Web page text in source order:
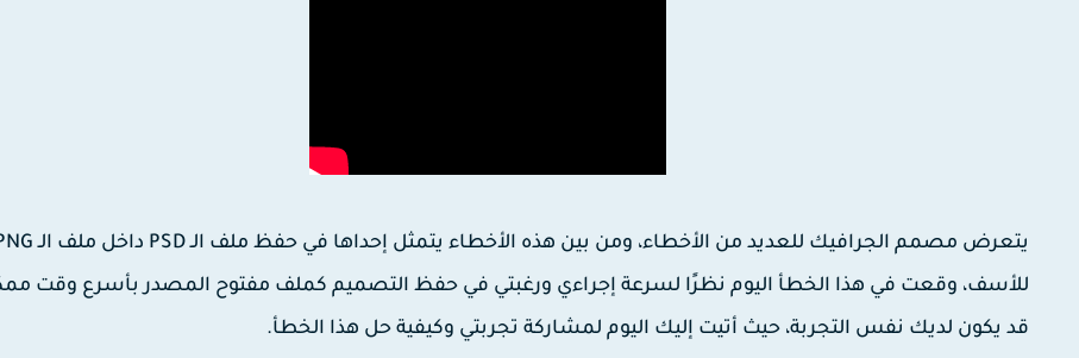
للأسف، وقعت في هذا الخطأ اليوم نظرًا لسرعة إجراءي ورغبتي في حفظ التصميم كملف مفتوح المصدر بأسرع وقت
قد يكون لديك نفس التجربة، حيث أتيت إليك اليوم لمشاركة تجربتي وكيفية حل هذا الخطأ.